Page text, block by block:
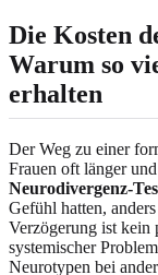
Die Kosten
Warum so
erhalten
Der Weg zu einer
Frauen oft länger
Neurodivergenz-
Gefühl hatten,
Verzögerung ist kein
systemischer
Neurotypen bei